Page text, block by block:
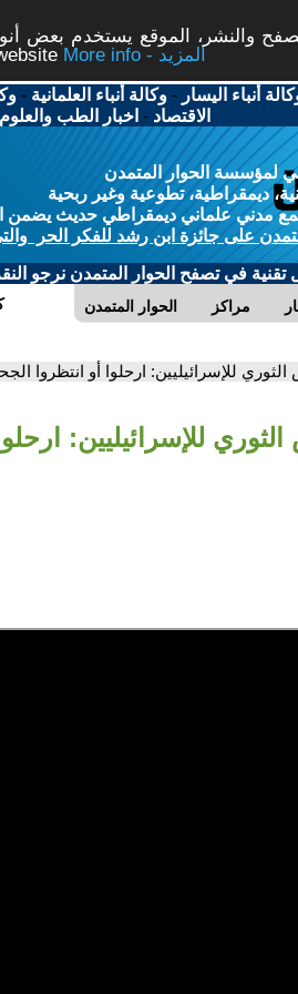
والنشر، الموقع يستخدم بعض
More info - المزيد
أنباء اليسار -وكالة أنباء العلمانية -
الاقتصاد - اخبار الطب والعلوم
لمؤسسة الحوار المتمدن
ديمقراطية، تطوعية وغير ربحية
مدني علماني ديمقراطي حديث يضمن
على جائزة ابن رشد للفكر الحر
تقنية في تصفح الحوار المتمدن نرجو
الحوار المتمدن مراكز
للإسرائيليين: ارحلوا أو انتظروا
للإسرائيليين: